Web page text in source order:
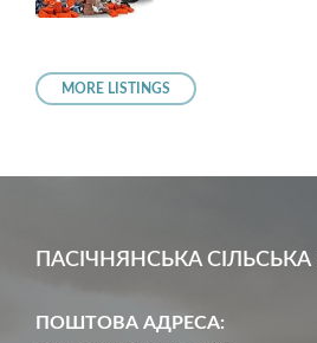
MORE LISTINGS
ПАСІЧНЯНСЬКА
ПОШТОВА АДРЕСА: